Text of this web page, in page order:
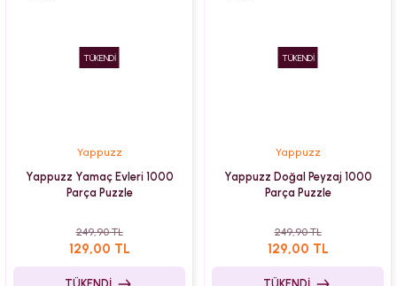
TÜKENDİ
Yappuzz
Yappuzz Yamaç Evleri 1000
Parça Puzzle
249,90 TL
129,00 TL
TÜKENDİ
Yappuzz
Yappuzz Doğal Peyzaj 1000
Parça Puzzle
249,90 TL
129,00 TL